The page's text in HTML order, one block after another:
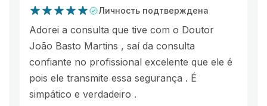
Личность подтверждена
Adorei a consulta que tive com o Doutor
João Basto Martins , saí da consulta
confiante no profissional excelente que ele é
pois ele transmite essa segurança . É
simpático e verdadeiro .